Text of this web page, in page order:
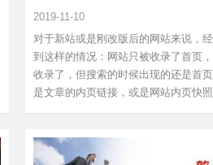
2019-11-10
对于新站或是刚改版后的网站来说，
到这样的情况：网站只被收录了首页
收录了，但搜索的时候出现的还是首
是文章的内页链接，或是网站内页快